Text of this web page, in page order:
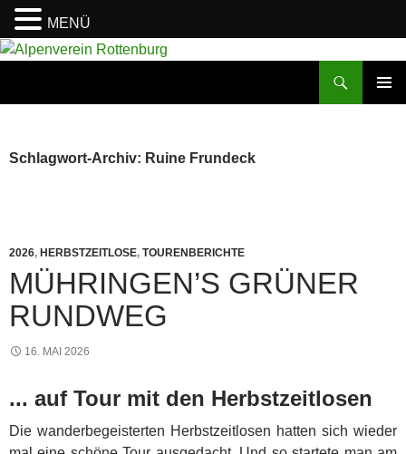
Zum
Schlagwort-Archiv: Ruine Frundeck
2026, HERBSTZEITLOSE, TOURENBERICHTE
MÜHRINGEN’S GRÜNER
RUNDWEG
16. MAI 2026
... auf Tour mit den Herbstzeitlosen
Die wanderbegeisterten Herbstzeitlosen hatten sich wieder
MENÜ